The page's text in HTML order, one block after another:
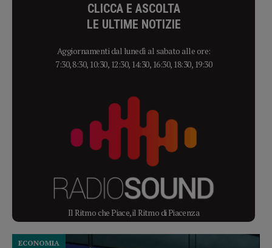
CLICCA E ASCOLTA
LE ULTIME NOTIZIE
Aggiornamenti dal lunedì al sabato alle ore:
7:30, 8:30, 10:30, 12:30, 14:30, 16:30, 18:30, 19:30
Il Ritmo che Piace, il Ritmo di Piacenza
ECONOMIA